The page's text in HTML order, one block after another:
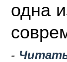
одна
-